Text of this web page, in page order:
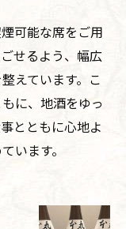
可能な席をご用
せるよう、幅広
えています。こ
に、地酒をゆっ
とともに心地よ
います。